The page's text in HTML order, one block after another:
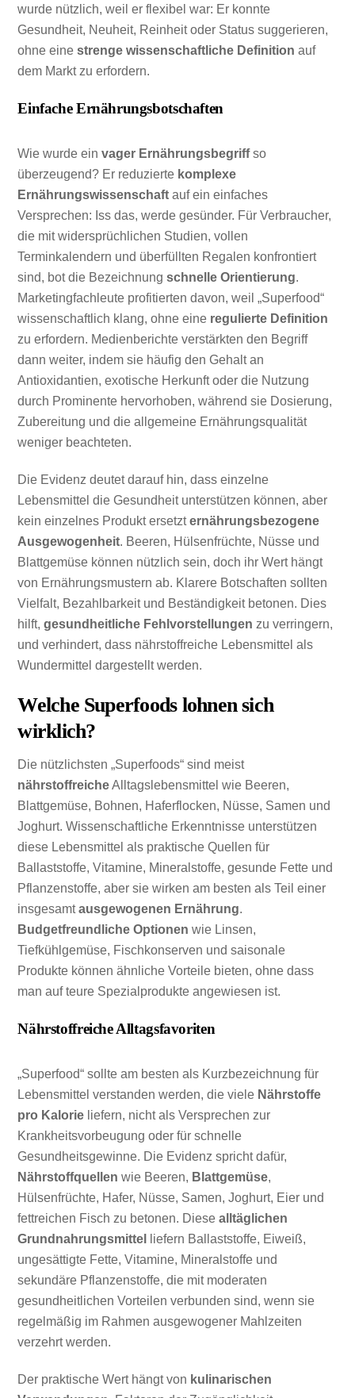
wurde nützlich, weil er flexibel war: Er konnte
Gesundheit, Neuheit, Reinheit oder Status suggerieren,
ohne einestrenge wissenschaftliche Definition auf
dem Markt zu erfordern.
Einfache Ernährungsbotschaften
Wie wurde einvager Ernährungsbegriffso
überzeugend? Er reduzierte komplexe
Ernährungswissenschaft auf ein einfaches
Versprechen: Iss das, werde gesünder. Für Verbraucher,
die mit widersprüchlichen Studien, vollen
Terminkalendern und überfüllten Regalen konfrontiert
sind, bot die Bezeichnungschnelle Orientierung.
Marketingfachleute profitierten davon, weil „Superfood“
wissenschaftlich klang, ohne eine regulierte Definition
zu erfordern. Medienberichte verstärkten den Begriff
dann weiter, indem sie häufig den Gehalt an
Antioxidantien, exotische Herkunft oder die Nutzung
durch Prominente hervorhoben, während sie Dosierung,
Zubereitung und die allgemeine Ernährungsqualität
weniger beachteten.
Die Evidenz deutet darauf hin, dass einzelne
Lebensmittel die Gesundheit unterstützen können, aber
kein einzelnes Produkt ersetzternährungsbezogene
Ausgewogenheit. Beeren, Hülsenfrüchte, Nüsse und
Blattgemüse können nützlich sein, doch ihr Wert hängt
von Ernährungsmustern ab. Klarere Botschaften sollten
Vielfalt, Bezahlbarkeit und Beständigkeit betonen. Dies
hilft,gesundheitliche Fehlvorstellungen zu verringern,
und verhindert, dass nährstoffreiche Lebensmittel als
Wundermittel dargestellt werden.
Welche Superfoods lohnen sich
wirklich?
Die nützlichsten „Superfoods“ sind meist
nährstoffreicheAlltagslebensmittel wie Beeren,
Blattgemüse, Bohnen, Haferflocken, Nüsse, Samen und
Joghurt. Wissenschaftliche Erkenntnisse unterstützen
diese Lebensmittel als praktische Quellen für
Ballaststoffe, Vitamine, Mineralstoffe, gesunde Fette und
Pflanzenstoffe, aber sie wirken am besten als Teil einer
insgesamtausgewogenen Ernährung.
Budgetfreundliche Optionen wie Linsen,
Tiefkühlgemüse, Fischkonserven und saisonale
Produkte können ähnliche Vorteile bieten, ohne dass
man auf teure Spezialprodukte angewiesen ist.
Nährstoffreiche Alltagsfavoriten
„Superfood“ sollte am besten als Kurzbezeichnung für
Lebensmittel verstanden werden, die viele Nährstoffe
pro Kalorie liefern, nicht als Versprechen zur
Krankheitsvorbeugung oder für schnelle
Gesundheitsgewinne. Die Evidenz spricht dafür,
Nährstoffquellen wie Beeren, Blattgemüse,
Hülsenfrüchte, Hafer, Nüsse, Samen, Joghurt, Eier und
fettreichen Fisch zu betonen. Diesealltäglichen
Grundnahrungsmittel
liefern Ballaststoffe, Eiweiß,
ungesättigte Fette, Vitamine, Mineralstoffe und
sekundäre Pflanzenstoffe, die mit moderaten
gesundheitlichen Vorteilen verbunden sind, wenn sie
regelmäßig im Rahmen ausgewogener Mahlzeiten
verzehrt werden.
Der praktische Wert hängt von kulinarischen